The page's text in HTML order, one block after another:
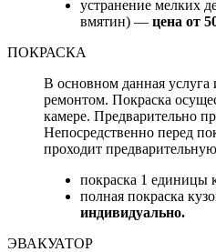
устранение мелких
вмятин) — цена от
ПОКРАСКА
В основном данная услуга
ремонтом. Покраска
камере. Предварительно
Непосредственно перед
проходит
покраска 1 единицы
полная покраска
индивидуально.
ЭВАКУАТОР